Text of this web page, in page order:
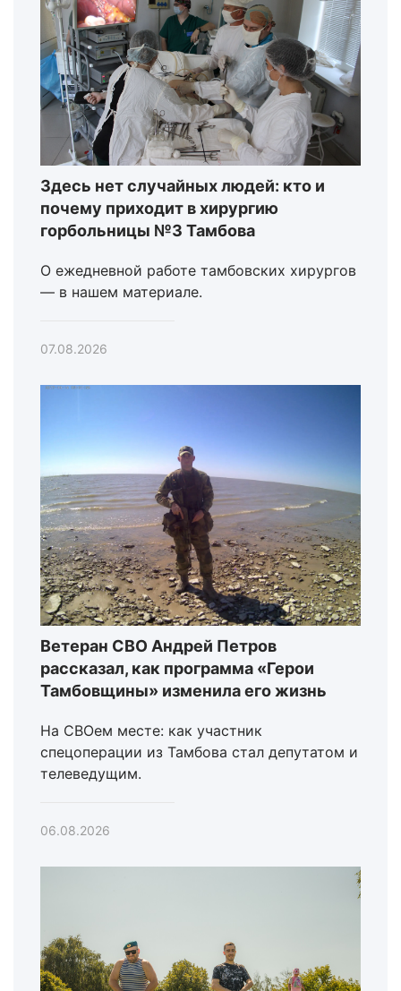
Здесь нет случайных людей: кто и
почему приходит в хирургию
горбольницы №3 Тамбова
О ежедневной работе тамбовских хирургов
— в нашем материале.
07.08.2026
Ветеран СВО Андрей Петров
рассказал, как программа «Герои
Тамбовщины» изменила его жизнь
На СВОем месте: как участник
спецоперации из Тамбова стал депутатом и
телеведущим.
06.08.2026